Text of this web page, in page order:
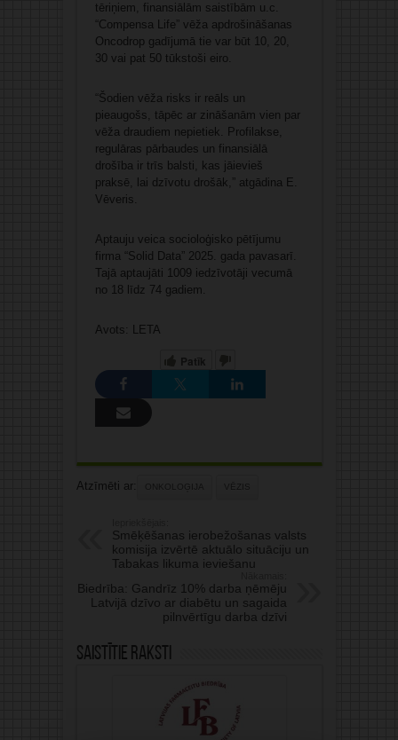
tēriņiem, finansiālām saistībām u.c.
“Compensa Life” vēža apdrošināšanas
Oncodrop gadījumā tie var būt 10, 20,
30 vai pat 50 tūkstoši eiro.
“Šodien vēža risks ir reāls un
pieaugošs, tāpēc ar zināšanām vien par
vēža draudiem nepietiek. Profilakse,
regulāras pārbaudes un finansiālā
drošība ir trīs balsti, kas jāievieš
praksē, lai dzīvotu drošāk,” atgādina E.
Vēveris.
Aptauju veica socioloģisko pētījumu
firma “Solid Data” 2025. gada pavasarī.
Tajā aptaujāti 1009 iedzīvotāji vecumā
no 18 līdz 74 gadiem.
Avots: LETA
Patīk
Atzīmēti ar: ONKOLOĢIJA VĒZIS
Smēķēšanas ierobežošanas valsts
komisija izvērtē aktuālo situāciju un
Tabakas likuma ieviešanu
Biedrība: Gandrīz 10% darba ņēmēju
Latvijā dzīvo ar diabētu un sagaida
pilnvērtīgu darba dzīvi
Saistītie raksti